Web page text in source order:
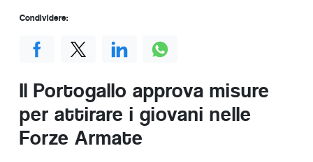
Il Portogallo approva misure
per attirare i giovani nelle
Forze Armate
Condividere: